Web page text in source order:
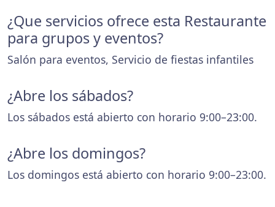
¿Que servicios ofrece esta Restaurante
para grupos y eventos?
Salón para eventos, Servicio de fiestas infantiles
¿Abre los sábados?
Los sábados está abierto con horario 9:00–23:00.
¿Abre los domingos?
Los domingos está abierto con horario 9:00–23:00.